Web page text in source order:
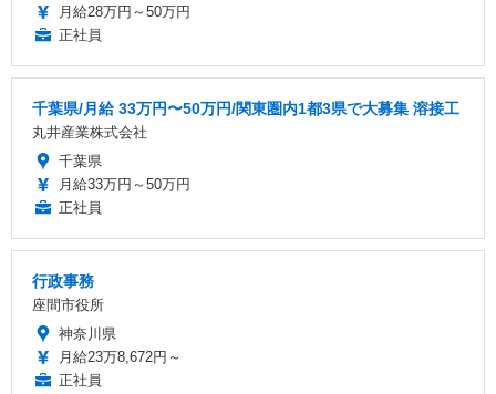
月給28万円～50万円
正社員
千葉県/月給 33万円〜50万円/関東圏内1都3県で大募集 溶接工
丸井産業株式会社
千葉県
月給33万円～50万円
正社員
行政事務
座間市役所
神奈川県
月給23万8,672円～
正社員